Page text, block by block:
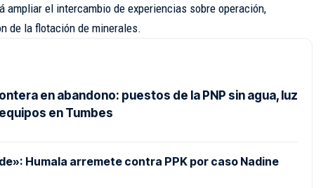
ampliar el intercambio de experiencias sobre operación,
de la flotación de minerales.
en abandono: puestos de la PNP sin agua, luz
en Tumbes
Humala arremete contra PPK por caso Nadine